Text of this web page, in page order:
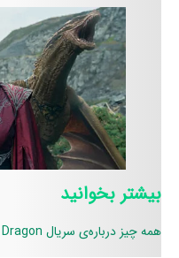
بیشتر بخوانید
همه چیز درباره‌ی سریال House of The Dragon